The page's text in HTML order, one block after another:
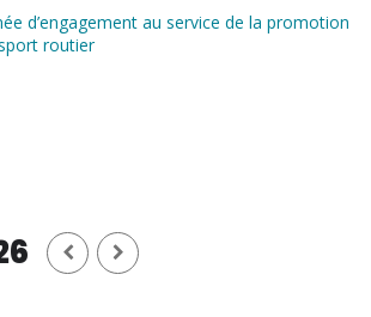
d’engagement au service de la promotion
routier